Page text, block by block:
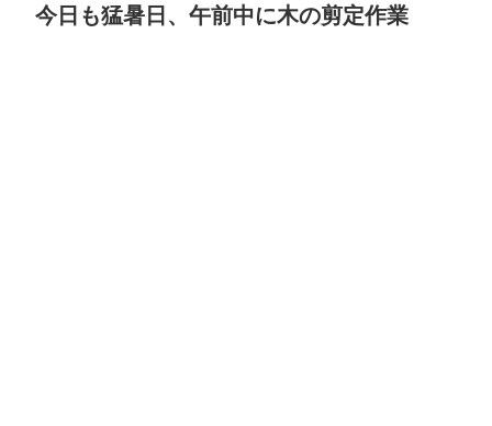
今日も猛暑日、午前中に木の剪定作業